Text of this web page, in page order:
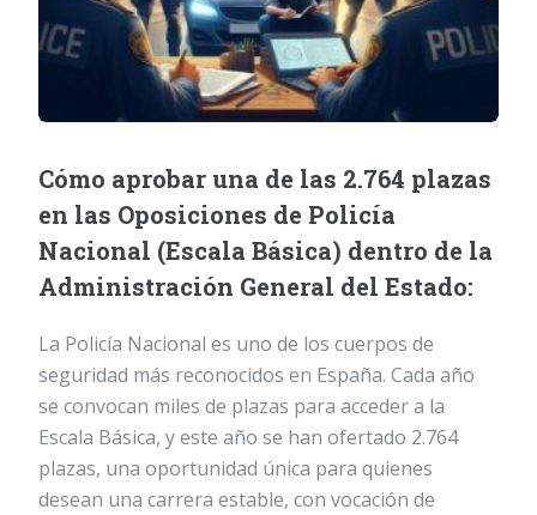
Cómo aprobar una de las 2.764 plazas
en las Oposiciones de Policía
Nacional (Escala Básica) dentro de la
Administración General del Estado:
La Policía Nacional es uno de los cuerpos de
seguridad más reconocidos en España. Cada año
se convocan miles de plazas para acceder a la
Escala Básica, y este año se han ofertado 2.764
plazas, una oportunidad única para quienes
desean una carrera estable, con vocación de